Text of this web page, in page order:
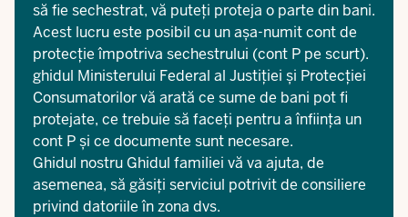
să fie sechestrat, vă puteți proteja o parte din bani.
Acest lucru este posibil cu un așa-numit cont de
protecție împotriva sechestrului (cont P pe scurt).
ghidul Ministerului Federal al Justiției și Protecției
Consumatorilor vă arată ce sume de bani pot fi
protejate, ce trebuie să faceți pentru a înființa un
cont P și ce documente sunt necesare.
Ghidul nostru Ghidul familiei vă va ajuta, de
asemenea, să găsiți serviciul potrivit de consiliere
privind datoriile în zona dvs.